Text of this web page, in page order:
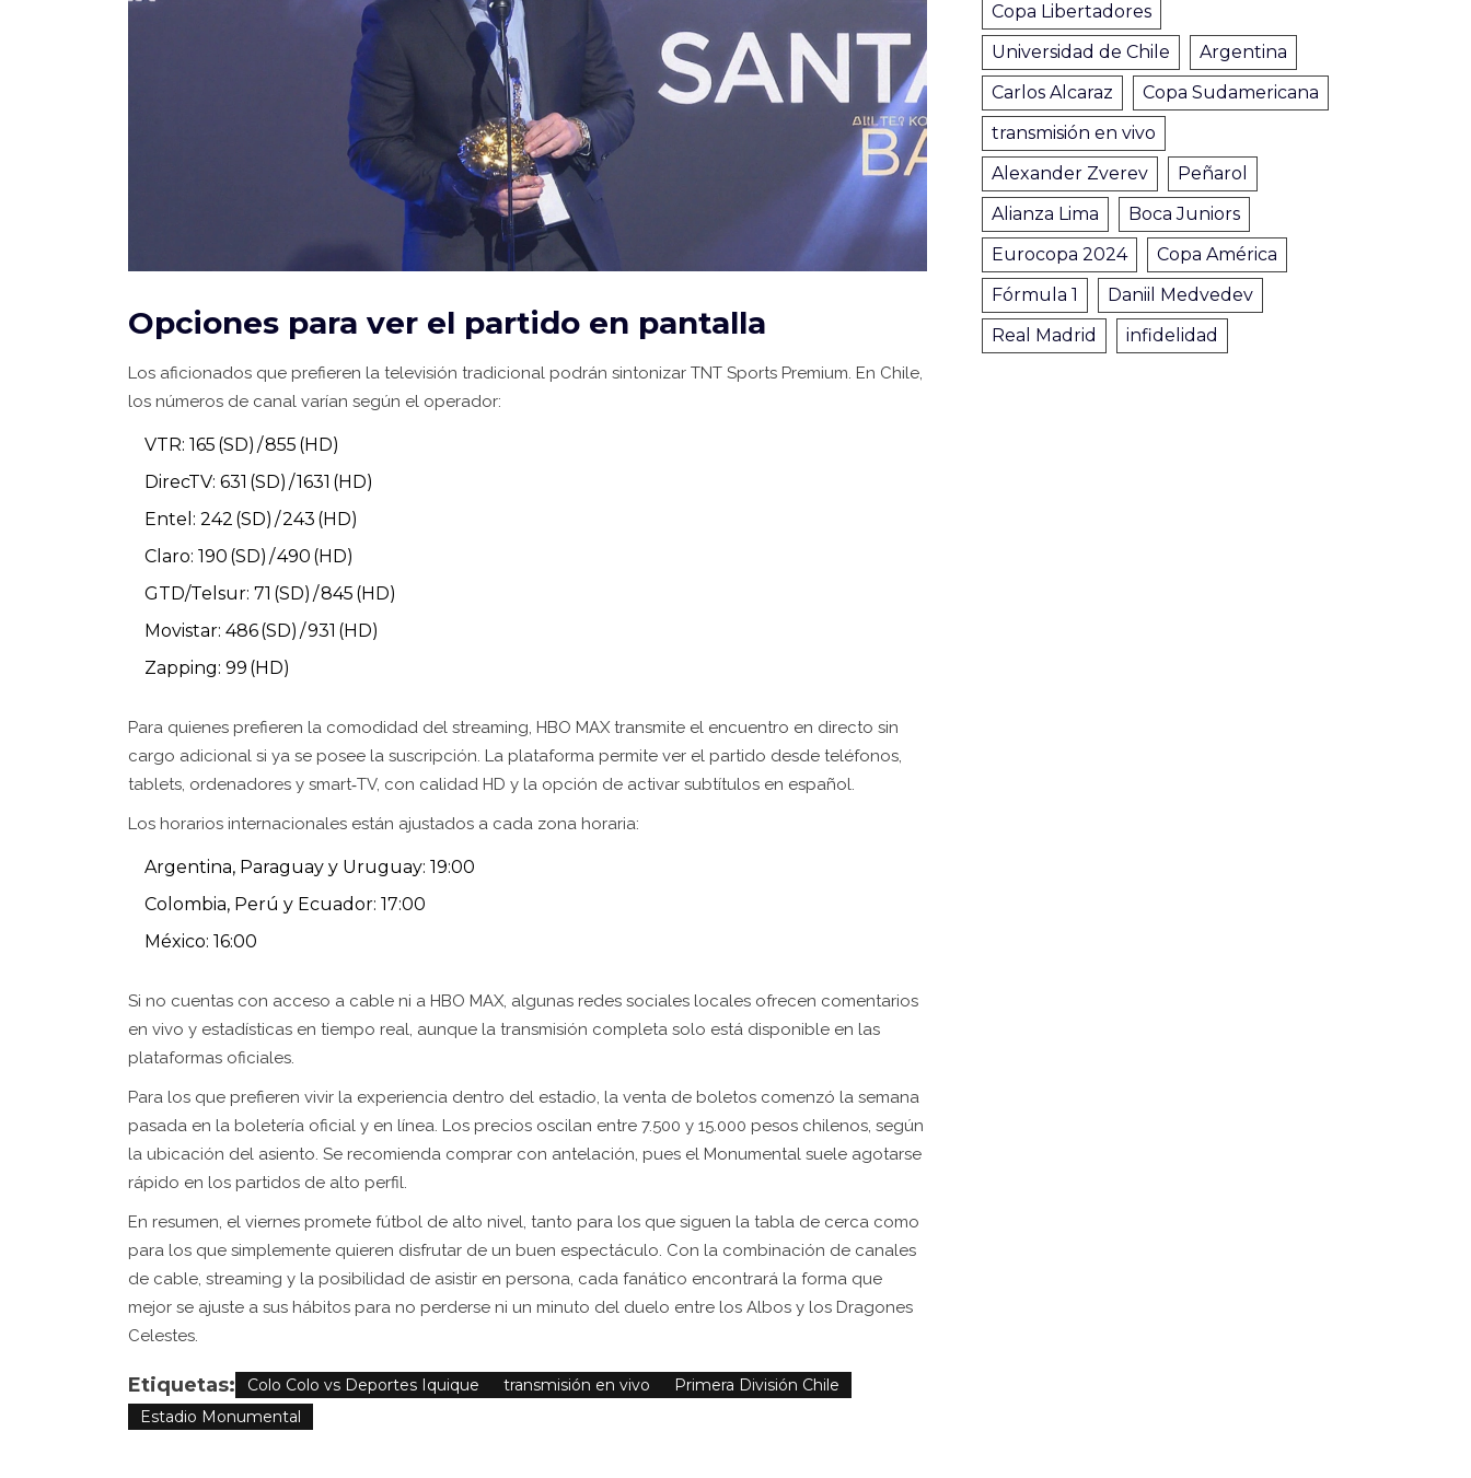
Opciones para ver el partido en pantalla
Los aficionados que prefieren la televisión tradicional podrán sintonizar TNT Sports Premium. En Chile,
los números de canal varían según el operador:
VTR: 165 (SD) / 855 (HD)
DirecTV: 631 (SD) / 1631 (HD)
Entel: 242 (SD) / 243 (HD)
Claro: 190 (SD) / 490 (HD)
GTD/Telsur: 71 (SD) / 845 (HD)
Movistar: 486 (SD) / 931 (HD)
Zapping: 99 (HD)
Para quienes prefieren la comodidad del streaming, HBO MAX transmite el encuentro en directo sin
cargo adicional si ya se posee la suscripción. La plataforma permite ver el partido desde teléfonos,
tablets, ordenadores y smart‑TV, con calidad HD y la opción de activar subtítulos en español.
Los horarios internacionales están ajustados a cada zona horaria:
Argentina, Paraguay y Uruguay: 19:00
Colombia, Perú y Ecuador: 17:00
México: 16:00
Si no cuentas con acceso a cable ni a HBO MAX, algunas redes sociales locales ofrecen comentarios
en vivo y estadísticas en tiempo real, aunque la transmisión completa solo está disponible en las
plataformas oficiales.
Para los que prefieren vivir la experiencia dentro del estadio, la venta de boletos comenzó la semana
pasada en la boletería oficial y en línea. Los precios oscilan entre 7.500 y 15.000 pesos chilenos, según
la ubicación del asiento. Se recomienda comprar con antelación, pues el Monumental suele agotarse
rápido en los partidos de alto perfil.
En resumen, el viernes promete fútbol de alto nivel, tanto para los que siguen la tabla de cerca como
para los que simplemente quieren disfrutar de un buen espectáculo. Con la combinación de canales
de cable, streaming y la posibilidad de asistir en persona, cada fanático encontrará la forma que
mejor se ajuste a sus hábitos para no perderse ni un minuto del duelo entre los Albos y los Dragones
Celestes.
Etiquetas: Colo Colo vs Deportes Iquique transmisión en vivo
Primera División Chile
Estadio Monumental
Copa Libertadores
Universidad de Chile
Argentina
Carlos Alcaraz
Copa Sudamericana
transmisión en vivo
Alexander Zverev
Peñarol
Alianza Lima
Boca Juniors
Eurocopa 2024
Copa América
Fórmula 1
Daniil Medvedev
Real Madrid
infidelidad